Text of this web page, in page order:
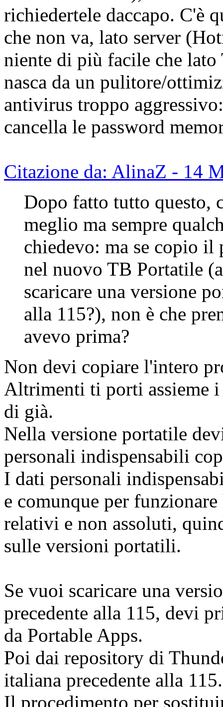
richiedertele daccapo. C'è
che non va, lato server
niente di più facile che
nasca da un pulitore/
antivirus troppo
cancella le password
Citazione da: AlinaZ - 14
Dopo fatto tutto questo,
meglio ma sempre
chiedevo: ma se copio
nel nuovo TB Portatile
scaricare una versione
alla 115?), non è che
avevo prima?
Non devi copiare l'intero
Altrimenti ti porti assieme
di già.
Nella versione portatile
personali indispensabili
I dati personali
e comunque per
relativi e non assoluti,
sulle versioni portatili.
Se vuoi scaricare una
precedente alla 115, devi
da Portable Apps.
Poi dai repository di
italiana precedente alla 115.
Il procedimento per